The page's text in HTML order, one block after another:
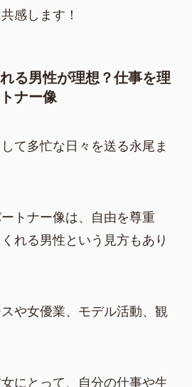
感します！
る男性が理想？仕事を理
ナー像
て多忙な日々を送る永尾ま
トナー像は、自由を尊重
れる男性という見方もあり
や女優業、モデル活動、観
にとって、自分の仕事や生